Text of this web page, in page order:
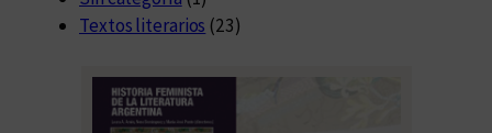
Textos literarios (23)